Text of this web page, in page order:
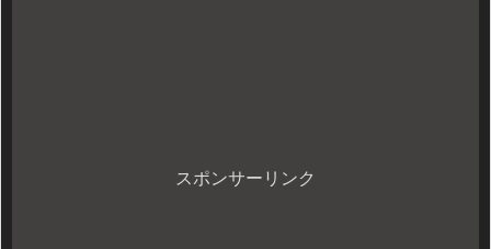
スポンサーリンク